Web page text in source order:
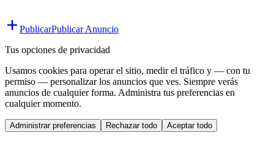
PublicarPublicar Anuncio
Tus opciones de privacidad
Usamos cookies para operar el sitio, medir el tráfico y — con tu
permiso — personalizar los anuncios que ves. Siempre verás
anuncios de cualquier forma. Administra tus preferencias en
cualquier momento.
Administrar preferencias Rechazar todo Aceptar todo